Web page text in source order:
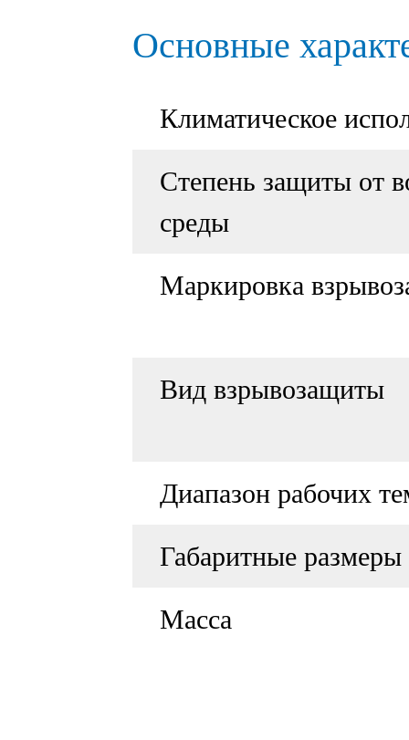
Основные
Климатическое
Степень защиты от
среды
Маркировка
Вид взрывозащиты
Диапазон рабочих
Габаритные размеры
Масса